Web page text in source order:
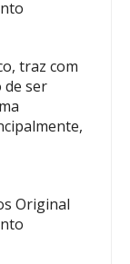
traz com
de ser